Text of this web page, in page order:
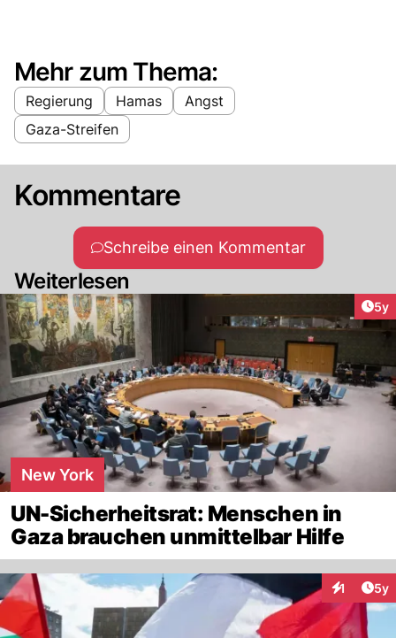
Mehr zum Thema:
Regierung Hamas
Angst
Gaza-Streifen
Kommentare
Schreibe einen Kommentar
Weiterlesen
5y
New York
UN-Sicherheitsrat: Menschen in
Gaza brauchen unmittelbar Hilfe
1 5y